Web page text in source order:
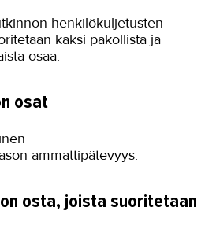
henkilökuljetusten
kaksi pakollista ja
osaa.
osat
ammattipätevyys.
osta, joista suoritetaan